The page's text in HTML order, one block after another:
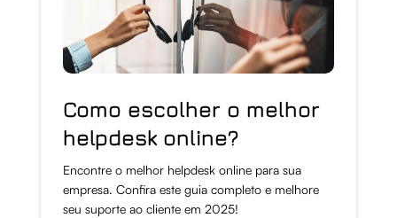
Como escolher o melhor
helpdesk online?
Encontre o melhor helpdesk online para sua
empresa. Confira este guia completo e melhore
seu suporte ao cliente em 2025!